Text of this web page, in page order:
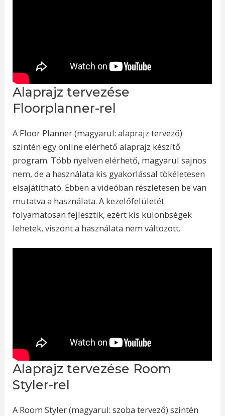
Alaprajz tervezése
Floorplanner-rel
A Floor Planner (magyarul: alaprajz tervező)
szintén egy online elérhető alaprajz készítő
program. Több nyelven elérhető, magyarul sajnos
nem, de a használata kis gyakorlással tökéletesen
elsajátítható. Ebben a videóban részletesen be van
mutatva a használata. A kezelőfelületét
folyamatosan fejlesztik, ezért kis különbségek
lehetek, viszont a használata nem változott.
Alaprajz tervezése Room
Styler-rel
A Room Styler (magyarul: szoba tervező) szintén